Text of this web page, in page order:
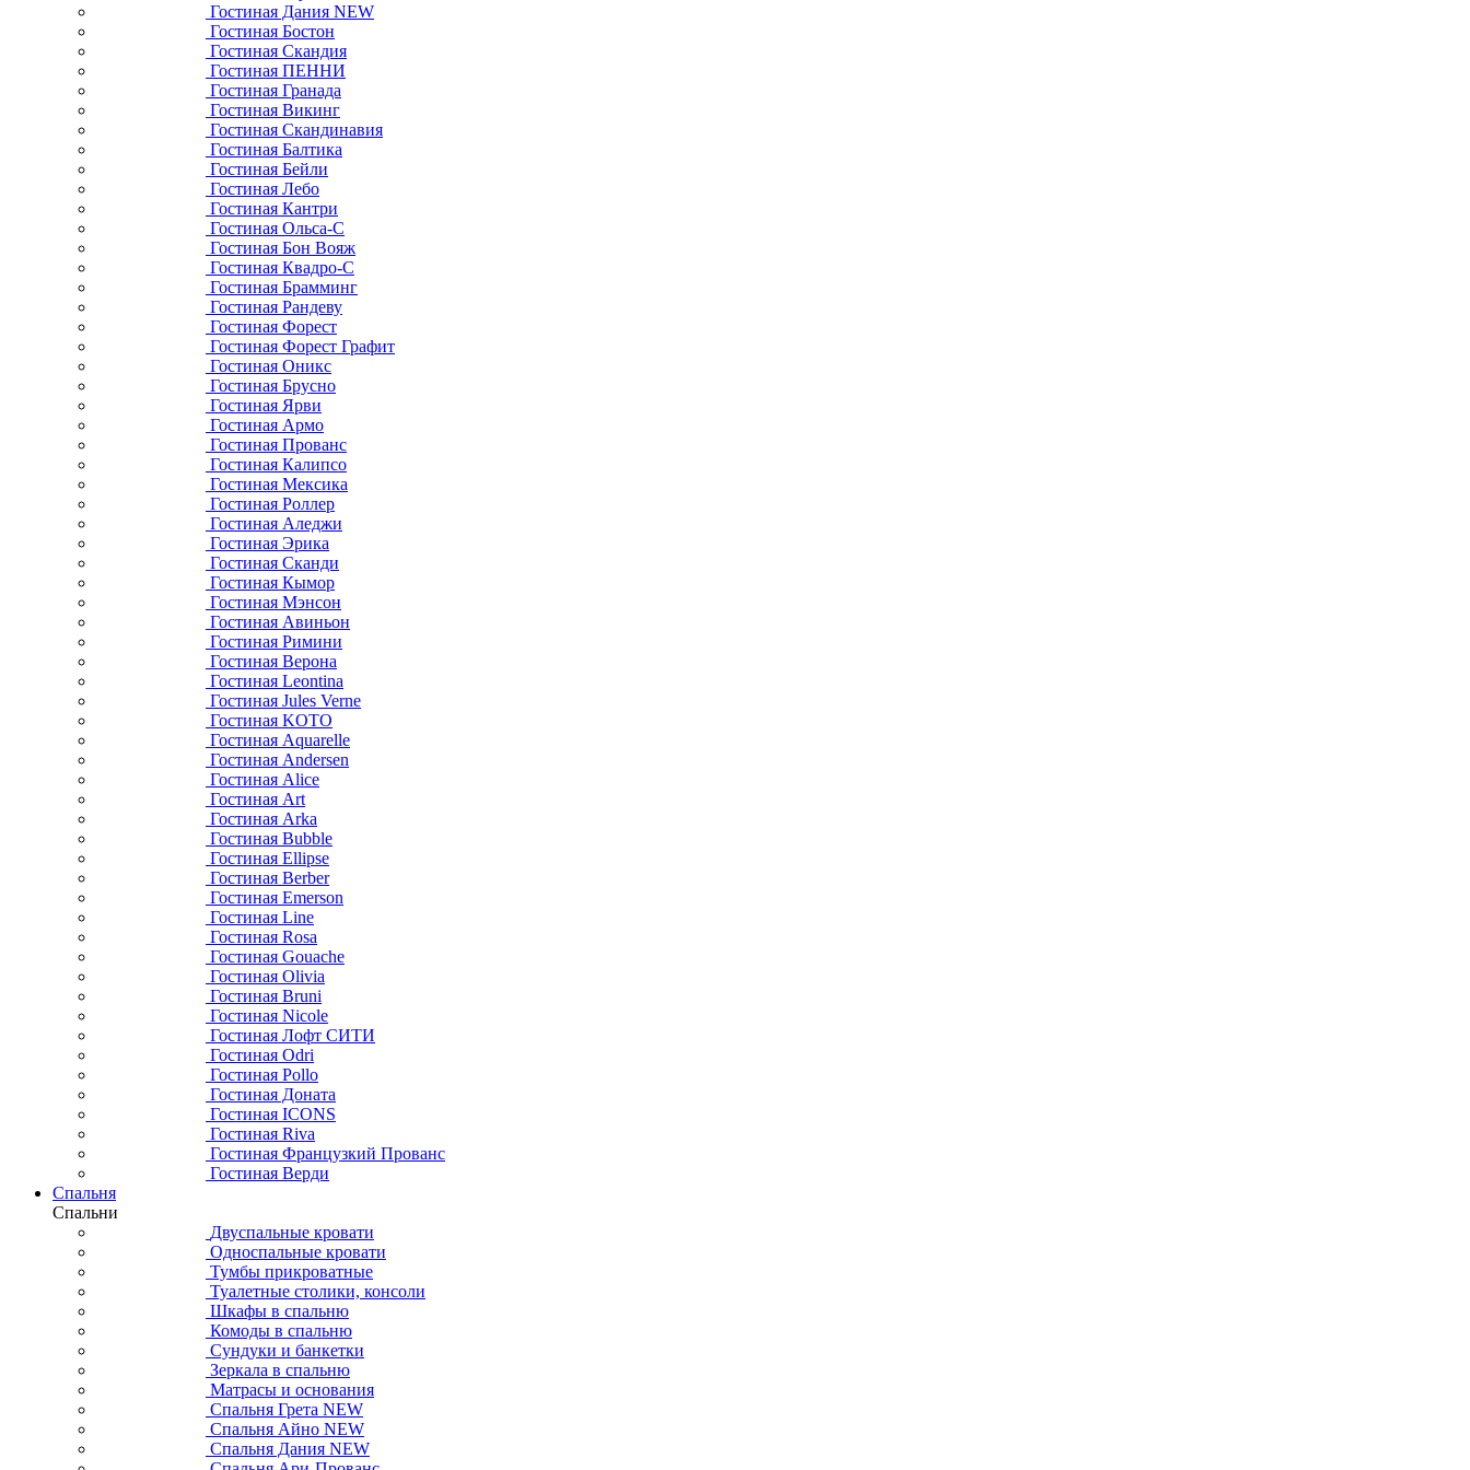
Гостиная Дания NEW
Гостиная Бостон
Гостиная Скандия
Гостиная ПЕННИ
Гостиная Гранада
Гостиная Викинг
Гостиная Скандинавия
Гостиная Балтика
Гостиная Бейли
Гостиная Лебо
Гостиная Кантри
Гостиная Ольса-С
Гостиная Бон Вояж
Гостиная Квадро-С
Гостиная Брамминг
Гостиная Рандеву
Гостиная Форест
Гостиная Форест Графит
Гостиная Оникс
Гостиная Брусно
Гостиная Ярви
Гостиная Армо
Гостиная Прованс
Гостиная Калипсо
Гостиная Мексика
Гостиная Роллер
Гостиная Аледжи
Гостиная Эрика
Гостиная Сканди
Гостиная Кымор
Гостиная Мэнсон
Гостиная Авиньон
Гостиная Римини
Гостиная Верона
Гостиная Leontina
Гостиная Jules Verne
Гостиная KOTO
Гостиная Aquarelle
Гостиная Andersen
Гостиная Alice
Гостиная Art
Гостиная Arka
Гостиная Bubble
Гостиная Ellipse
Гостиная Berber
Гостиная Emerson
Гостиная Line
Гостиная Rosa
Гостиная Gouache
Гостиная Olivia
Гостиная Bruni
Гостиная Nicole
Гостиная Лофт СИТИ
Гостиная Odri
Гостиная Pollo
Гостиная Доната
Гостиная ICONS
Гостиная Riva
Гостиная Французкий Прованс
Гостиная Верди
Спальня
Спальни
Двуспальные кровати
Односпальные кровати
Тумбы прикроватные
Туалетные столики, консоли
Шкафы в спальню
Комоды в спальню
Сундуки и банкетки
Зеркала в спальню
Матрасы и основания
Спальня Грета NEW
Спальня Айно NEW
Спальня Дания NEW